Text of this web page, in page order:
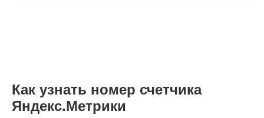
Как узнать номер счетчика
Яндекс.Метрики